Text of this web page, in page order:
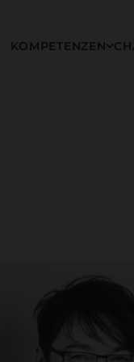
KOMPETENZEN